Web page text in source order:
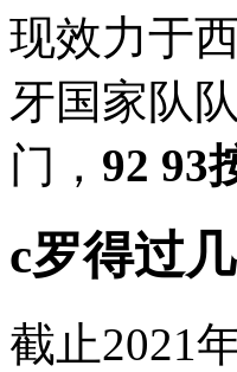
现效力于
牙国家队
门， 92 93
c罗得过
截止2021